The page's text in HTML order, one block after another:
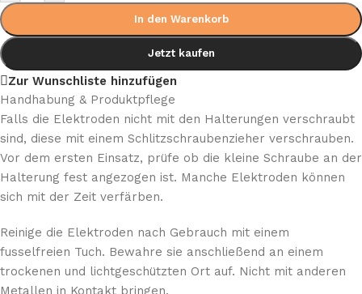
In den Warenkorb
Jetzt kaufen
Zur Wunschliste hinzufügen
Handhabung & Produktpflege
Falls die Elektroden nicht mit den Halterungen verschraubt
sind, diese mit einem Schlitzschraubenzieher verschrauben.
Vor dem ersten Einsatz, prüfe ob die kleine Schraube an der
Halterung fest angezogen ist. Manche Elektroden können
sich mit der Zeit verfärben.
Reinige die Elektroden nach Gebrauch mit einem
fusselfreien Tuch. Bewahre sie anschließend an einem
trockenen und lichtgeschützten Ort auf. Nicht mit anderen
Metallen in Kontakt bringen.